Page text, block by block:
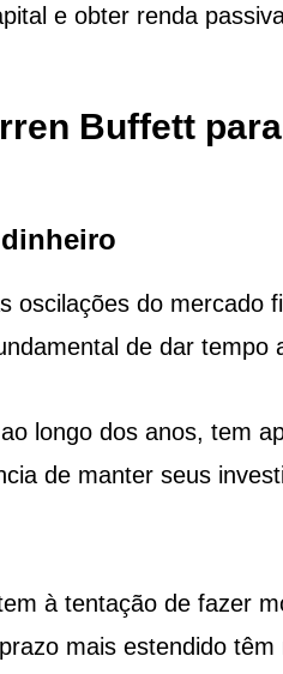
e obter renda
Buffett
oscilações do mercado
de dar tempo
longo dos anos, tem
de manter seus
à tentação de fazer
mais estendido